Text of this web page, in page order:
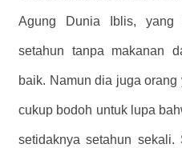
Agung Dunia Iblis, yang
setahun tanpa makanan
baik. Namun dia juga
cukup bodoh untuk lupa
setidaknya setahun